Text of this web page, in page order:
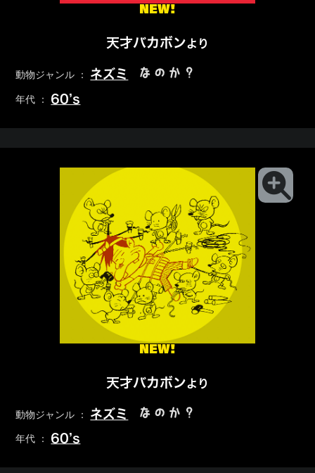
NEW!
天才バカボンより
動物ジャンル ： ネズミ なのか？
年代 ： 60’s
NEW!
天才バカボンより
動物ジャンル ： ネズミ なのか？
年代 ： 60’s